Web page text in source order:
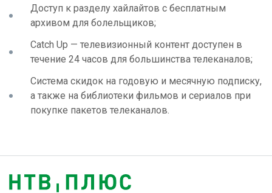
Доступ к разделу хайлайтов с бесплатным
архивом для болельщиков;
Catch Up — телевизионный контент доступен в
течение 24 часов для большинства телеканалов;
Система скидок на годовую и месячную подписку,
а также на библиотеки фильмов и сериалов при
покупке пакетов телеканалов.